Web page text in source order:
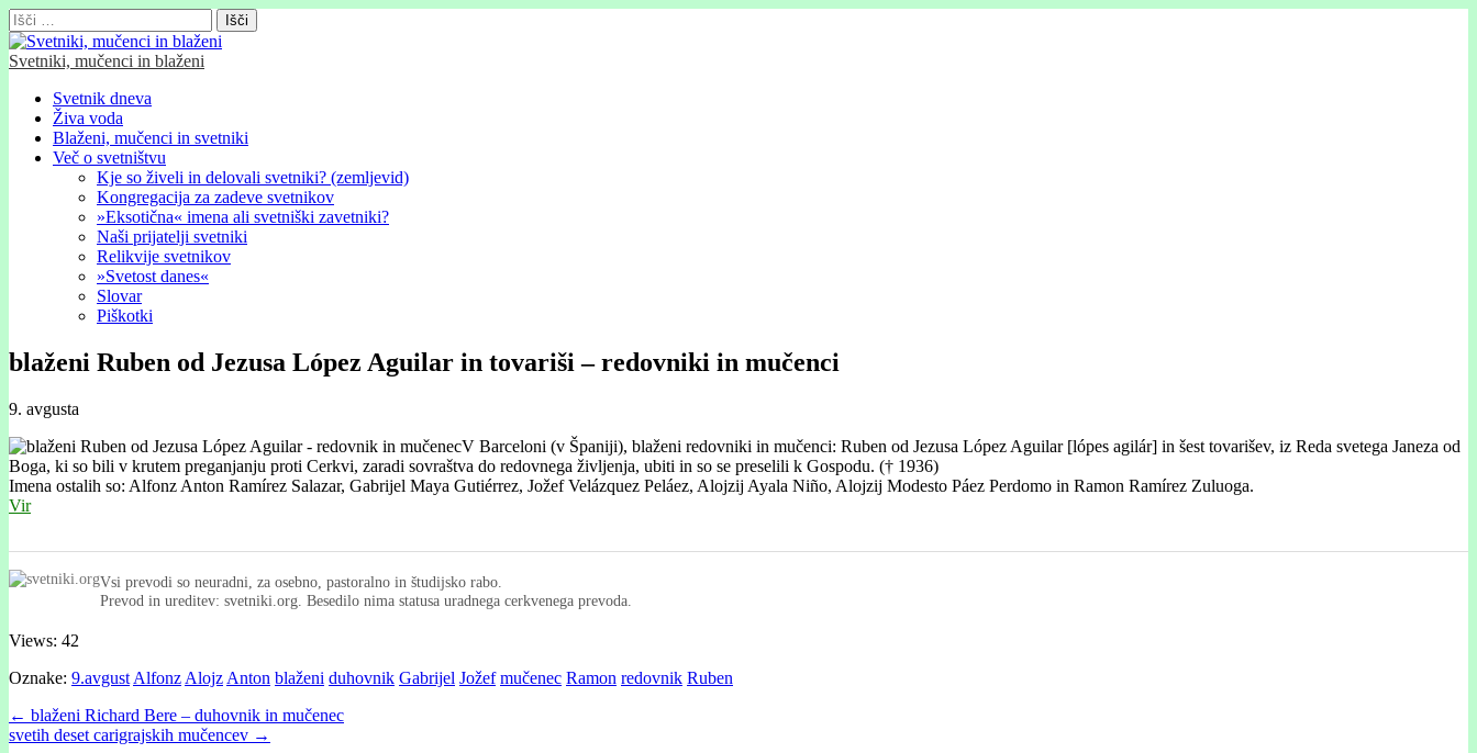
Išči:
Svetniki, mučenci in blaženi
Glavni
meni
Skip
content
Svetnik dneva
Živa voda
Blaženi, mučenci in svetniki
Več o svetništvu
Kje so živeli in delovali svetniki? (zemljevid)
Kongregacija za zadeve svetnikov
»Eksotična« imena ali svetniški zavetniki?
Naši prijatelji svetniki
Relikvije svetnikov
»Svetost danes«
Slovar
Piškotki
blaženi Ruben od Jezusa López Aguilar in tovariši – redovniki in mučenci
9. avgusta
V Barceloni (v Španiji), blaženi redovniki in mučenci: Ruben od Jezusa López Aguilar [lópes agilár] in šest tovarišev, iz Reda svetega Janeza od
Boga, ki so bili v krutem preganjanju proti Cerkvi, zaradi sovraštva do redovnega življenja, ubiti in so se preselili k Gospodu. († 1936)
Imena ostalih so: Alfonz Anton Ramírez Salazar, Gabrijel Maya Gutiérrez, Jožef Velázquez Peláez, Alojzij Ayala Niño, Alojzij Modesto Páez Perdomo in Ramon Ramírez Zuluoga.
Vir
Vsi prevodi so neuradni, za osebno, pastoralno in študijsko rabo.
Prevod in ureditev: svetniki.org. Besedilo nima statusa uradnega cerkvenega prevoda.
Views: 42
Oznake: 9.avgust Alfonz Alojz Anton blaženi duhovnik Gabrijel Jožef mučenec Ramon redovnik Ruben
Post
navigation
← blaženi Richard Bere – duhovnik in mučenec
svetih deset carigrajskih mučencev →